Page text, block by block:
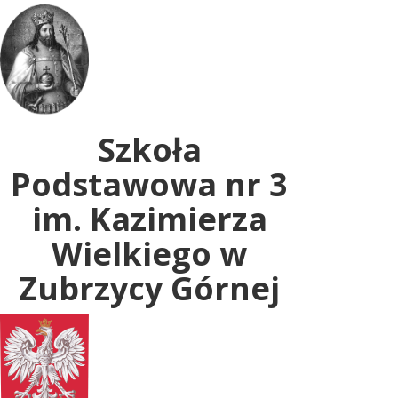
Uwaga:
ta
witryna
zawiera
system
dostępności.
Szkoła
Podstawowa nr 3
im. Kazimierza
Wielkiego w
Zubrzycy Górnej